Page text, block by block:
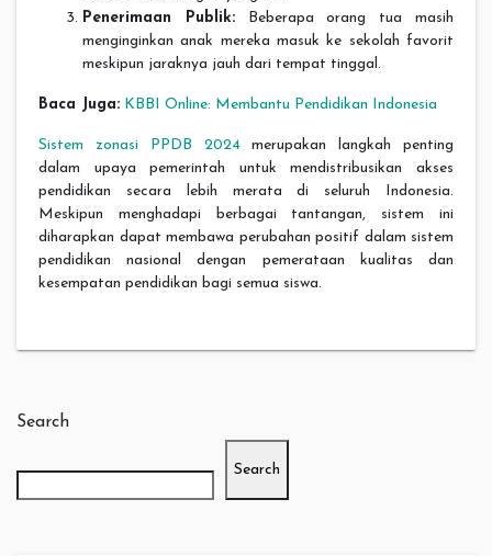
Penerimaan Publik:Beberapa orang tua masih
menginginkan anak mereka masuk ke sekolah favorit
meskipun jaraknya jauh dari tempat tinggal.
Baca Juga: KBBI Online: Membantu Pendidikan Indonesia
Sistem zonasi PPDB 2024merupakan langkah penting
dalam upaya pemerintah untuk mendistribusikan akses
pendidikan secara lebih merata di seluruh Indonesia.
Meskipun menghadapi berbagai tantangan, sistem ini
diharapkan dapat membawa perubahan positif dalam sistem
pendidikan nasional dengan pemerataan kualitas dan
kesempatan pendidikan bagi semua siswa.
Search
Search